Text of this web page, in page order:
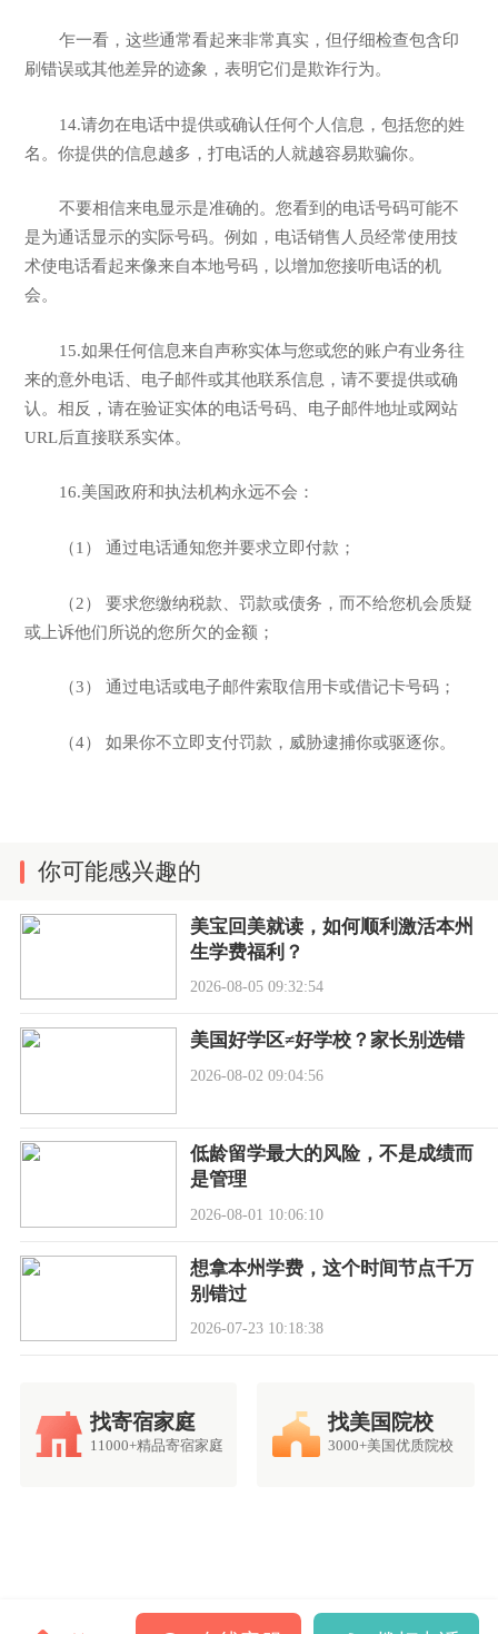
乍一看，这些通常看起来非常真实，但仔细检查包含印
刷错误或其他差异的迹象，表明它们是欺诈行为。
14.请勿在电话中提供或确认任何个人信息，包括您的姓
名。你提供的信息越多，打电话的人就越容易欺骗你。
不要相信来电显示是准确的。您看到的电话号码可能不
是为通话显示的实际号码。例如，电话销售人员经常使用技
术使电话看起来像来自本地号码，以增加您接听电话的机
会。
15.如果任何信息来自声称实体与您或您的账户有业务往
来的意外电话、电子邮件或其他联系信息，请不要提供或确
认。相反，请在验证实体的电话号码、电子邮件地址或网站
URL后直接联系实体。
16.美国政府和执法机构永远不会：
（1） 通过电话通知您并要求立即付款；
（2） 要求您缴纳税款、罚款或债务，而不给您机会质疑
或上诉他们所说的您所欠的金额；
（3） 通过电话或电子邮件索取信用卡或借记卡号码；
（4） 如果你不立即支付罚款，威胁逮捕你或驱逐你。
你可能感兴趣的
美宝回美就读，如何顺利激活本州
生学费福利？
2026-08-05 09:32:54
美国好学区≠好学校？家长别选错
2026-08-02 09:04:56
低龄留学最大的风险，不是成绩而
是管理
2026-08-01 10:06:10
想拿本州学费，这个时间节点千万
别错过
2026-07-23 10:18:38
找寄宿家庭
11000+精品寄宿家庭
找美国院校
3000+美国优质院校